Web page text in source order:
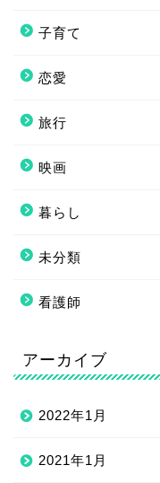
子育て
恋愛
旅行
映画
暮らし
未分類
看護師
アーカイブ
2022年1月
2021年1月